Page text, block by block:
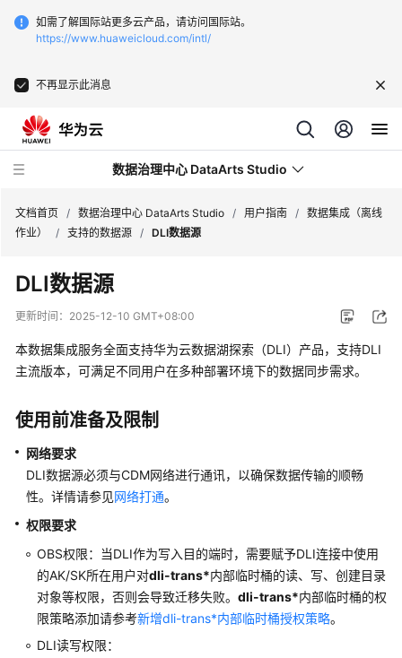
如需了解国际站更多云产品，请访问国际站。
https://www.huaweicloud.com/intl/
不再显示此消息
数据治理中心 DataArts Studio
新
动
服
公
告
产
品
绍
数
据
治
理
方
文档首页 / 数据治理中心 DataArts Studio / 用户指南 / 数据集成（离线
作业）
/ 支持的数据源 / DLI数据源
DLI数据源
更新时间： 2025-12-10 GMT+08:00
本数据集成服务全面支持华为云数据湖探索（DLI）产品，支持DLI
主流版本，可满足不同用户在多种部署环境下的数据同步需求。
使用前准备及限制
网络要求
DLI数据源必须与CDM网络进行通讯，以确保数据传输的顺畅
性。详情请参见网络打通。
权限要求
OBS权限：当DLI作为写入目的端时，需要赋予DLI连接中使用
的AK/SK所在用户对dli-trans*内部临时桶的读、写、创建目录
对象等权限，否则会导致迁移失败。 dli-trans*内部临时桶的权
限策略添加请参考新增dli-trans*内部临时桶授权策略。
DLI读写权限：